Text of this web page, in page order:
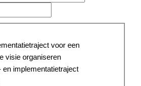
voor een
visie organiseren
en implementatietraject